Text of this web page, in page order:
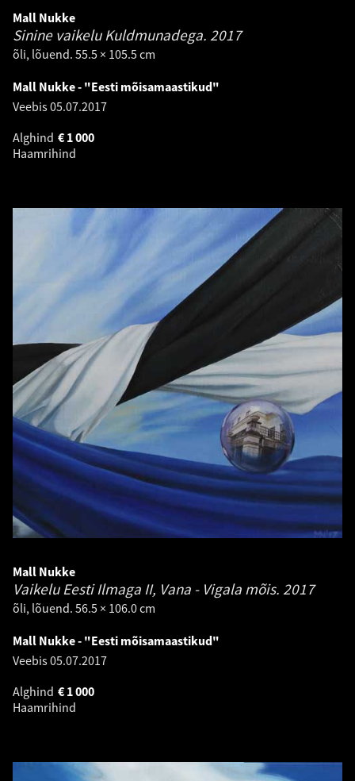
Mall Nukke
Sinine vaikelu Kuldmunadega. 2017
õli, lõuend. 55.5 × 105.5 cm
Mall Nukke - "Eesti mõisamaastikud"
Veebis05.07.2017
Alghind
1 000
€
Haamrihind
Mall Nukke
Vaikelu Eesti Ilmaga II, Vana - Vigala mõis. 2017
õli, lõuend. 56.5 × 106.0 cm
Mall Nukke - "Eesti mõisamaastikud"
Veebis05.07.2017
Alghind
1 000
€
Haamrihind